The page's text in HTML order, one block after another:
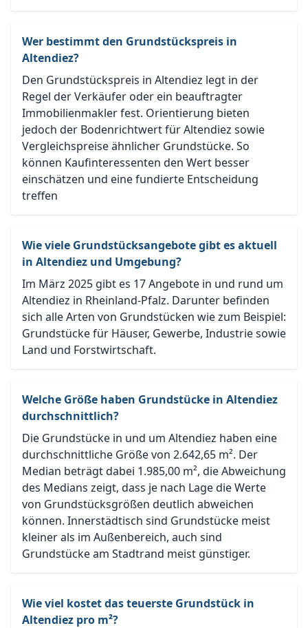
Wer bestimmt den Grundstückspreis in
Altendiez?
Den Grundstückspreis in Altendiez legt in der
Regel der Verkäufer oder ein beauftragter
Immobilienmakler fest. Orientierung bieten
jedoch der Bodenrichtwert für Altendiez sowie
Vergleichspreise ähnlicher Grundstücke. So
können Kaufinteressenten den Wert besser
einschätzen und eine fundierte Entscheidung
treffen
Wie viele Grundstücksangebote gibt es aktuell
in Altendiez und Umgebung?
Im März 2025 gibt es 17 Angebote in und rund um
Altendiez in Rheinland-Pfalz. Darunter befinden
sich alle Arten von Grundstücken wie zum Beispiel:
Grundstücke für Häuser, Gewerbe, Industrie sowie
Land und Forstwirtschaft.
Welche Größe haben Grundstücke in Altendiez
durchschnittlich?
Die Grundstücke in und um Altendiez haben eine
durchschnittliche Größe von 2.642,65 m². Der
Median beträgt dabei 1.985,00 m², die Abweichung
des Medians zeigt, dass je nach Lage die Werte
von Grundstücksgrößen deutlich abweichen
können. Innerstädtisch sind Grundstücke meist
kleiner als im Außenbereich, auch sind
Grundstücke am Stadtrand meist günstiger.
Wie viel kostet das teuerste Grundstück in
Altendiez pro m²?